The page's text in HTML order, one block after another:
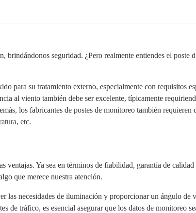
seguridad. ¿Pero realmente entiendes el poste
para su tratamiento externo, especialmente con requisitos
al viento también debe ser excelente, típicamente
los fabricantes de postes de monitoreo también requieren
etc.
ventajas. Ya sea en términos de fiabilidad, garantía de
que merece nuestra atención.
las necesidades de iluminación y proporcionar un ángulo
de tráfico, es esencial asegurar que los datos de monitoreo